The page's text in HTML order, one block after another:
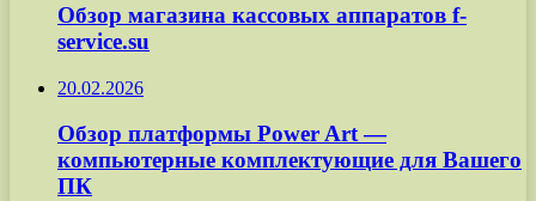
Обзор магазина кассовых аппаратов f-
service.su
20.02.2026
Обзор платформы Power Art —
компьютерные комплектующие для Вашего
ПК